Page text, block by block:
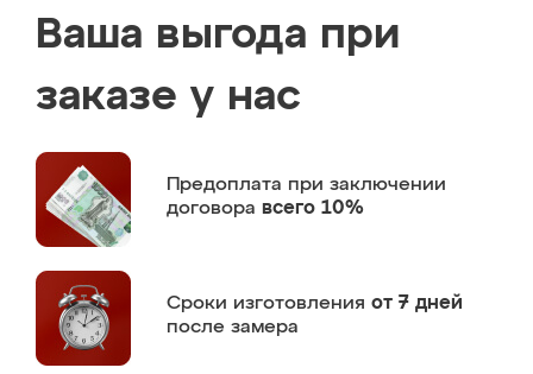
Ваша выгода при
заказе у нас
Предоплата при заключении
договора всего 10%
Сроки изготовления от 7 дней
после замера